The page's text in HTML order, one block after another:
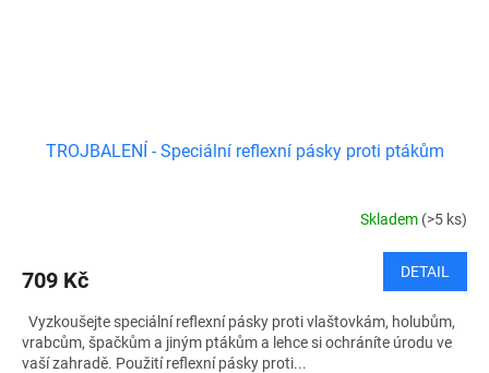
TROJBALENÍ - Speciální reflexní pásky proti ptákům
Skladem (>5 ks)
709 Kč DETAIL
Vyzkoušejte speciální reflexní pásky proti vlaštovkám, holubům,
vrabcům, špačkům a jiným ptákům a lehce si ochráníte úrodu ve
vaší zahradě. Použití reflexní pásky proti...